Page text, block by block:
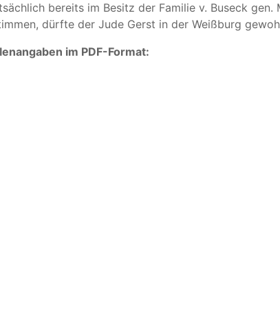
bereits im Besitz der Familie v. Buseck
dürfte der Jude Gerst in der Weißburg
im PDF-Format: